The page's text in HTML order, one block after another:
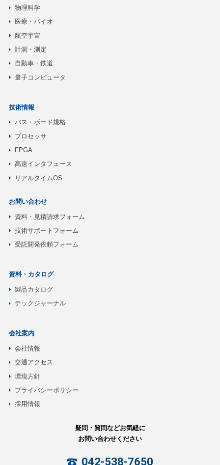
物理科学
医療・バイオ
航空宇宙
計測・測定
自動車・鉄道
量子コンピュータ
技術情報
バス・ボード規格
プロセッサ
FPGA
高速インタフェース
リアルタイムOS
お問い合わせ
資料・見積請求フォーム
技術サポートフォーム
受託開発依頼フォーム
資料・カタログ
製品カタログ
テックジャーナル
会社案内
会社情報
交通アクセス
環境方針
プライバシーポリシー
採用情報
疑問・質問などお気軽に
お問い合わせください
042-538-7650